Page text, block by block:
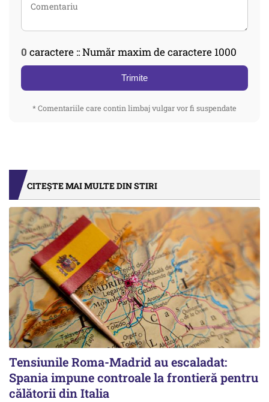
0 caractere :: Număr maxim de caractere 1000
Trimite
* Comentariile care contin limbaj vulgar vor fi suspendate
CITEȘTE MAI MULTE DIN STIRI
Tensiunile Roma-Madrid au escaladat:
Spania impune controale la frontieră pentru
călătorii din Italia